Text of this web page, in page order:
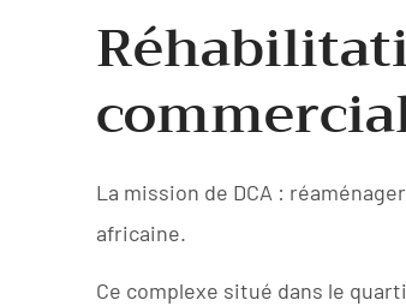
La mission de DCA :
africaine.
Ce complexe situé dans le